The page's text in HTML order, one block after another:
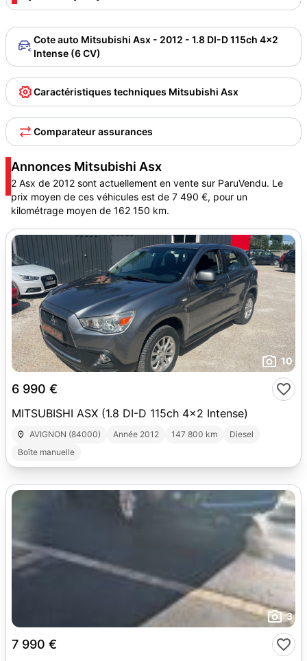
Cote auto Mitsubishi Asx - 2012 - 1.8 DI-D 115ch 4x2
Intense (6 CV)
Caractéristiques techniques Mitsubishi Asx
Comparateur assurances
Annonces Mitsubishi Asx
2 Asx de 2012 sont actuellement en vente sur ParuVendu. Le
prix moyen de ces véhicules est de 7 490 €, pour un
kilométrage moyen de 162 150 km.
10
6 990 €
MITSUBISHI ASX (1.8 DI-D 115ch 4x2 Intense)
AVIGNON (84000) Année 2012 147 800 km
Diesel
Boîte manuelle
3
7 990 €